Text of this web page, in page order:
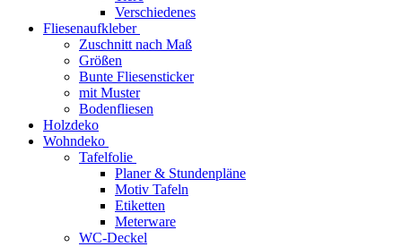
Verschiedenes
Fliesenaufkleber
Zuschnitt nach Maß
Größen
Bunte Fliesensticker
mit Muster
Bodenfliesen
Holzdeko
Wohndeko
Tafelfolie
Planer & Stundenpläne
Motiv Tafeln
Etiketten
Meterware
WC-Deckel